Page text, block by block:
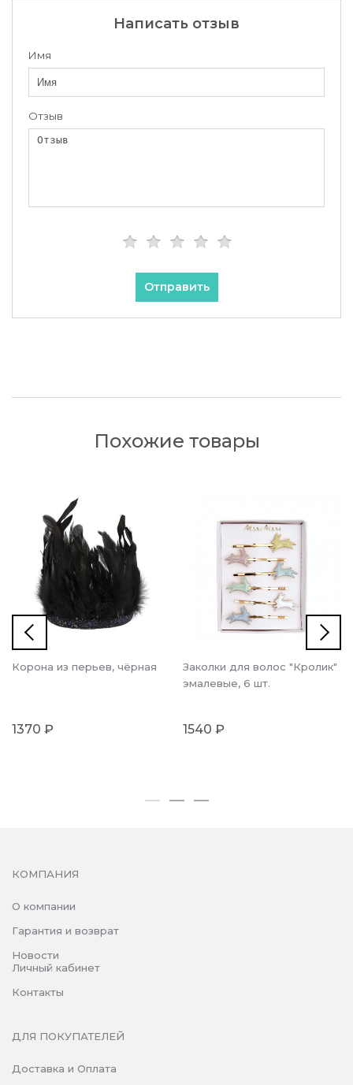
Написать отзыв
Имя
Отзыв
Отправить
Похожие товары
Корона из перьев, чёрная
1370 ₽
Заколки для волос "Кролик"
эмалевые, 6 шт.
1540 ₽
КОМПАНИЯ
О компании
Гарантия и возврат
Новости
Личный кабинет
Контакты
ДЛЯ ПОКУПАТЕЛЕЙ
Доставка и Оплата